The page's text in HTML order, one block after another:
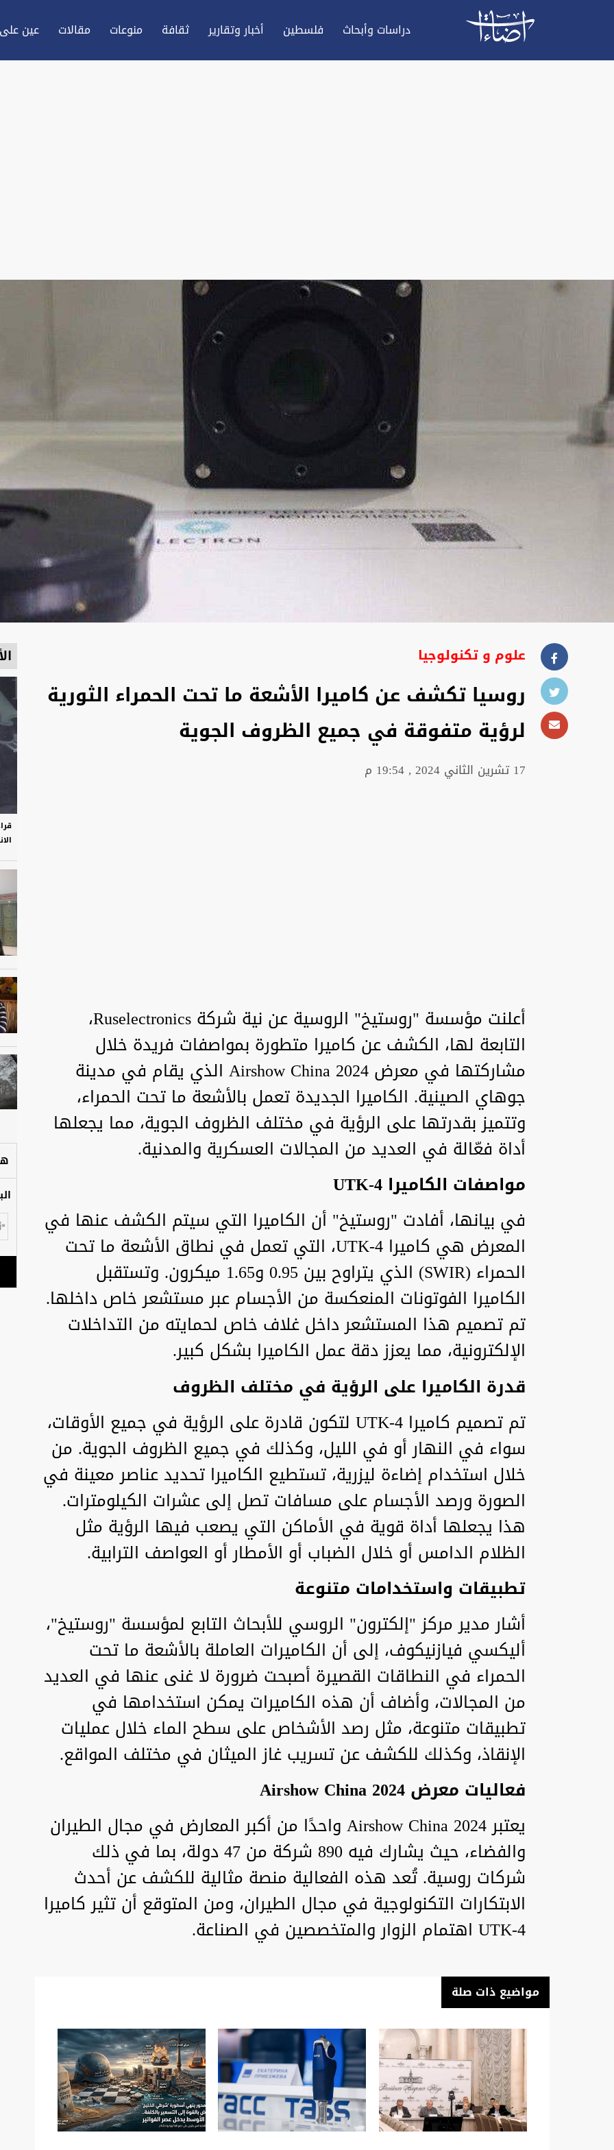
دراسات وأبحاث فلسطين أخبار وتقارير ثقافة منوعات مقالات عين
علوم و تكنولوجيا
روسيا تكشف عن كاميرا الأشعة ما تحت الحمراء الثورية
لرؤية متفوقة في جميع الظروف الجوية
17 تشرين الثاني 2024 , 19:54 م
أعلنت مؤسسة "روستيخ" الروسية عن نية شركة Ruselectronics،
التابعة لها، الكشف عن كاميرا متطورة بمواصفات فريدة خلال
مشاركتها في معرض Airshow China 2024 الذي يقام في مدينة
جوهاي الصينية. الكاميرا الجديدة تعمل بالأشعة ما تحت الحمراء،
وتتميز بقدرتها على الرؤية في مختلف الظروف الجوية، مما يجعلها
أداة فعّالة في العديد من المجالات العسكرية والمدنية.
مواصفات الكاميرا UTK-4
في بيانها، أفادت "روستيخ" أن الكاميرا التي سيتم الكشف عنها في
المعرض هي كاميرا UTK-4، التي تعمل في نطاق الأشعة ما تحت
الحمراء (SWIR) الذي يتراوح بين 0.95 و1.65 ميكرون. وتستقبل
الكاميرا الفوتونات المنعكسة من الأجسام عبر مستشعر خاص داخلها.
تم تصميم هذا المستشعر داخل غلاف خاص لحمايته من التداخلات
الإلكترونية، مما يعزز دقة عمل الكاميرا بشكل كبير.
قدرة الكاميرا على الرؤية في مختلف الظروف
تم تصميم كاميرا UTK-4 لتكون قادرة على الرؤية في جميع الأوقات،
سواء في النهار أو في الليل، وكذلك في جميع الظروف الجوية. من
خلال استخدام إضاءة ليزرية، تستطيع الكاميرا تحديد عناصر معينة في
الصورة ورصد الأجسام على مسافات تصل إلى عشرات الكيلومترات.
هذا يجعلها أداة قوية في الأماكن التي يصعب فيها الرؤية مثل
الظلام الدامس أو خلال الضباب أو الأمطار أو العواصف الترابية.
تطبيقات واستخدامات متنوعة
أشار مدير مركز "إلكترون" الروسي للأبحاث التابع لمؤسسة "روستيخ"،
أليكسي فيازنيكوف، إلى أن الكاميرات العاملة بالأشعة ما تحت
الحمراء في النطاقات القصيرة أصبحت ضرورة لا غنى عنها في العديد
من المجالات، وأضاف أن هذه الكاميرات يمكن استخدامها في
تطبيقات متنوعة، مثل رصد الأشخاص على سطح الماء خلال عمليات
الإنقاذ، وكذلك للكشف عن تسريب غاز الميثان في مختلف المواقع.
فعاليات معرض Airshow China 2024
يعتبر Airshow China 2024 واحدًا من أكبر المعارض في مجال الطيران
والفضاء، حيث يشارك فيه 890 شركة من 47 دولة، بما في ذلك
شركات روسية. تُعد هذه الفعالية منصة مثالية للكشف عن أحدث
الابتكارات التكنولوجية في مجال الطيران، ومن المتوقع أن تثير كاميرا
UTK-4 اهتمام الزوار والمتخصصين في الصناعة.
مواضيع ذات صلة